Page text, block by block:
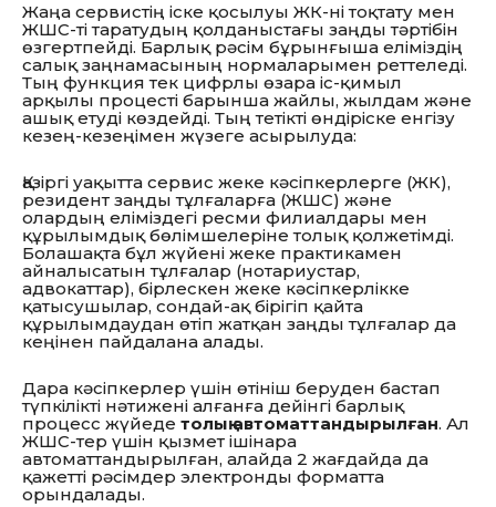
Жаңа сервистің іске қосылуы ЖК-ні тоқтату мен
ЖШС-ті таратудың қолданыстағы заңды тәртібін
өзгертпейді. Барлық рәсім бұрынғыша еліміздің
салық заңнамасының нормаларымен реттеледі.
Тың функция тек цифрлы өзара іс-қимыл
арқылы процесті барынша жайлы, жылдам және
ашық етуді көздейді. Тың тетікті өндіріске енгізу
кезең-кезеңімен жүзеге асырылуда:
Қазіргі уақытта сервис жеке кәсіпкерлерге (ЖК),
резидент заңды тұлғаларға (ЖШС) және
олардың еліміздегі ресми филиалдары мен
құрылымдық бөлімшелеріне толық қолжетімді.
Болашақта бұл жүйені жеке практикамен
айналысатын тұлғалар (нотариустар,
адвокаттар), бірлескен жеке кәсіпкерлікке
қатысушылар, сондай-ақ бірігіп қайта
құрылымдаудан өтіп жатқан заңды тұлғалар да
кеңінен пайдалана алады.
Дара кәсіпкерлер үшін өтініш беруден бастап
түпкілікті нәтижені алғанға дейінгі барлық
процесс жүйеде толық автоматтандырылған. Ал
ЖШС-тер үшін қызмет ішінара
автоматтандырылған, алайда 2 жағдайда да
қажетті рәсімдер электронды форматта
орындалады.